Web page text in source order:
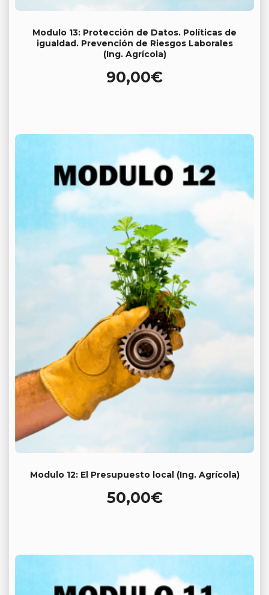
Modulo 13: Protección de Datos. Políticas de
igualdad. Prevención de Riesgos Laborales
(Ing. Agrícola)
90,00€
Modulo 12: El Presupuesto local (Ing. Agrícola)
50,00€